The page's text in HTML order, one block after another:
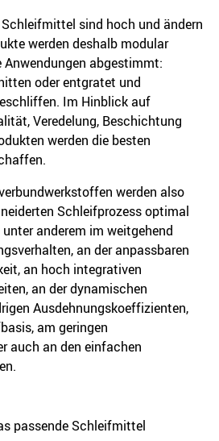
sind hoch und ändern
werden deshalb modular
abgestimmt:
oder entgratet und
Im Hinblick auf
Veredelung, Beschichtung
werden die besten
werden also
Schleifprozess optimal
anderem im weitgehend
an der anpassbaren
an hoch integrativen
an der dynamischen
Ausdehnungskoeffizienten,
am geringen
auch an den einfachen
passende Schleifmittel